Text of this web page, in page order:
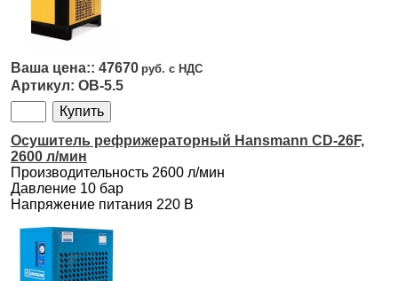
47670
OB-5.5
Осушитель рефрижераторный Hansmann CD-26F,
2600 л/мин
Производительность 2600 л/мин
Давление 10 бар
Напряжение питания 220 В